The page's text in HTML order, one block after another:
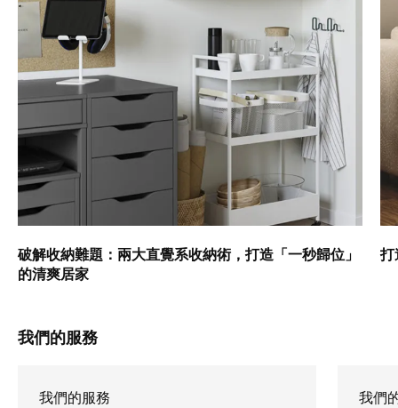
破解收納難題：兩大直覺系收納術，打造「一秒歸位」
的清爽居家
打
我們的服務
我們的服務
我們